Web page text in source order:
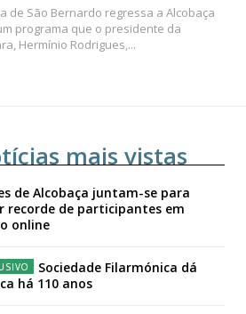
de São Bernardo regressa a Alcobaça
programa que o presidente da
Hermínio Rodrigues,...
mais vistas
de Alcobaça juntam-se para
recorde de participantes em
online
Sociedade Filarmónica dá
há 110 anos